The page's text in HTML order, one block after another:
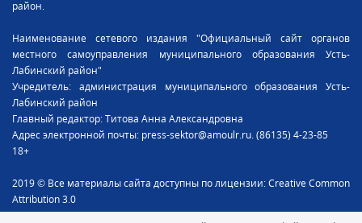
район.
Наименование сетевого издания "Официальный сайт органов
местного самоуправления муниципального образования Усть-
Лабинский район"
Учредитель: администрация муниципального образования Усть-
Лабинский район
Главный редактор: Титова Анна Александровна
Адрес электронной почты: press-sektor@amoulr.ru. (86135) 4-23-85
18+
2019 © Все материалы сайта доступны по лицензии: Creative Common
Attribution 3.0